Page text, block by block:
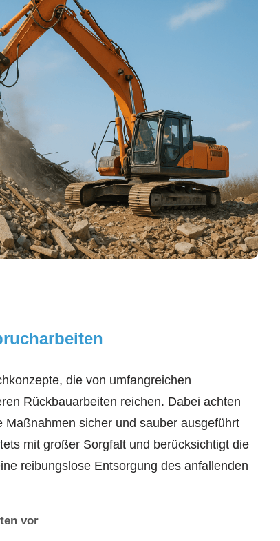
die von umfangreichen
Rückbauarbeiten reichen. Dabei achten
Maßnahmen sicher und sauber ausgeführt
mit großer Sorgfalt und berücksichtigt die
reibungslose Entsorgung des anfallenden
vor